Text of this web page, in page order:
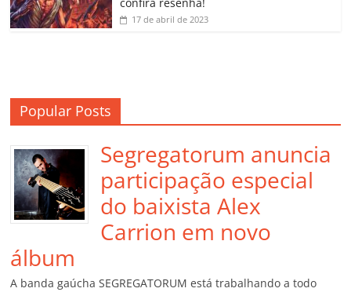
confira resenha!
17 de abril de 2023
Popular Posts
Segregatorum anuncia
participação especial
do baixista Alex
Carrion em novo
álbum
A banda gaúcha SEGREGATORUM está trabalhando a todo